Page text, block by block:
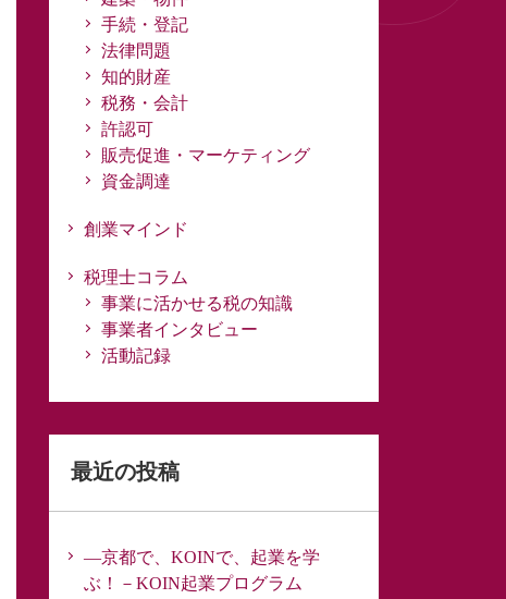
手続・登記
法律問題
知的財産
税務・会計
許認可
販売促進・マーケティング
資金調達
創業マインド
税理士コラム
事業に活かせる税の知識
事業者インタビュー
活動記録
最近の投稿
―京都で、KOINで、起業を学
ぶ！－KOIN起業プログラム